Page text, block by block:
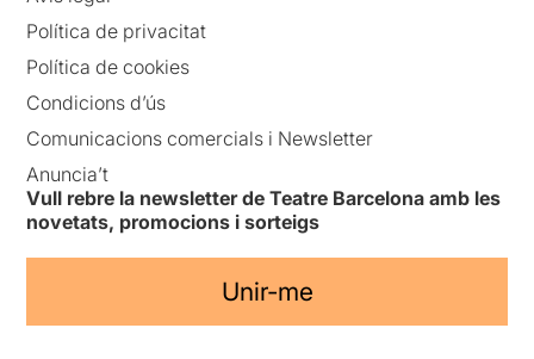
Política de privacitat
Política de cookies
Condicions d’ús
Comunicacions comercials i Newsletter
Anuncia’t
Vull rebre la newsletter de Teatre Barcelona amb les
novetats, promocions i sorteigs
Unir-me